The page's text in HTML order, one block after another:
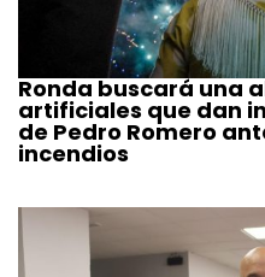
Ronda buscará una
artificiales que dan
de Pedro Romero
incendios